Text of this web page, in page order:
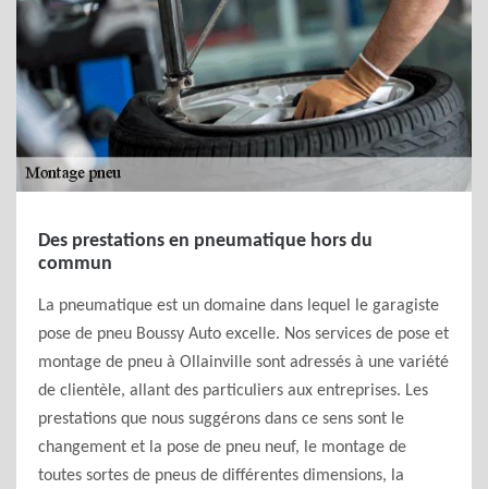
Des prestations en pneumatique hors du
commun
La pneumatique est un domaine dans lequel le garagiste
pose de pneu Boussy Auto excelle. Nos services de pose et
montage de pneu à Ollainville sont adressés à une variété
de clientèle, allant des particuliers aux entreprises. Les
prestations que nous suggérons dans ce sens sont le
changement et la pose de pneu neuf, le montage de
toutes sortes de pneus de différentes dimensions, la